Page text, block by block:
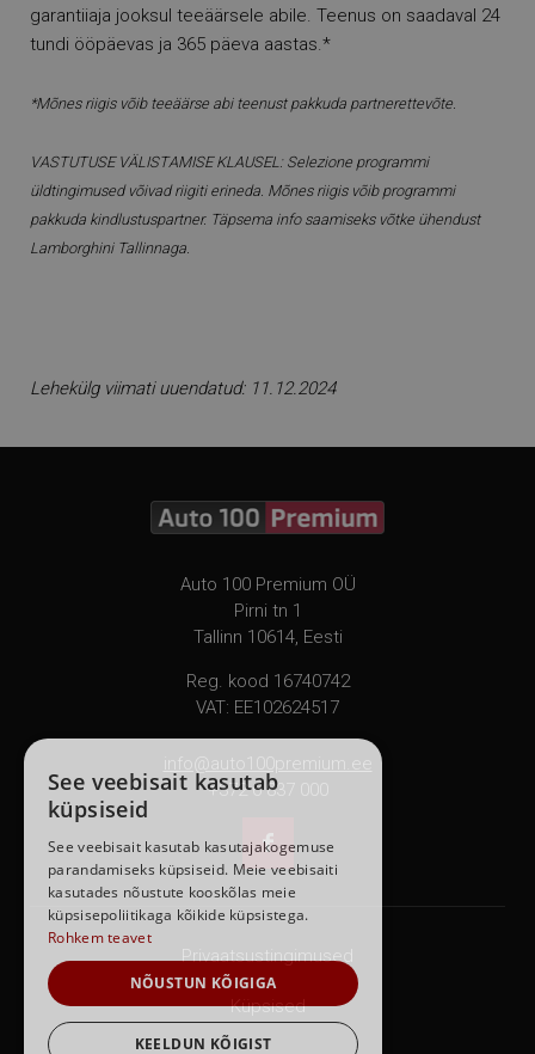
garantiiaja jooksul teeäärsele abile. Teenus on saadaval 24
tundi ööpäevas ja 365 päeva aastas.*
*Mõnes riigis võib teeäärse abi teenust pakkuda partnerettevõte.
VASTUTUSE VÄLISTAMISE KLAUSEL: Selezione programmi
üldtingimused võivad riigiti erineda. Mõnes riigis võib programmi
pakkuda kindlustuspartner. Täpsema info saamiseks võtke ühendust
Lamborghini Tallinnaga.
Lehekülg viimati uuendatud: 11.12.2024
Auto 100 Premium OÜ
Pirni tn 1
Tallinn 10614, Eesti
Reg. kood 16740742
VAT: EE102624517
info@auto100premium.ee
+372 6 837 000

Privaatsustingimused
Küpsised
See veebisait kasutab
küpsiseid
See veebisait kasutab kasutajakogemuse
parandamiseks küpsiseid. Meie veebisaiti
kasutades nõustute kooskõlas meie
küpsisepoliitikaga kõikide küpsistega.
Rohkem teavet
NÕUSTUN KÕIGIGA
KEELDUN KÕIGIST